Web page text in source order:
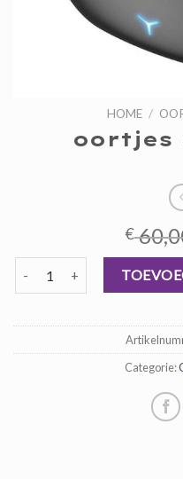
HOME /
oortjes
€
oortjes draadloos aantal
Categorie: